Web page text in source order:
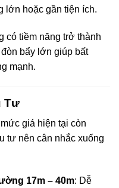
lớn hoặc gần tiện ích.
có tiềm năng trở thành
bẩy lớn giúp bất
mạnh.
Tư
giá hiện tại còn
tư nên cân nhắc xuống
17m – 40m: Dễ